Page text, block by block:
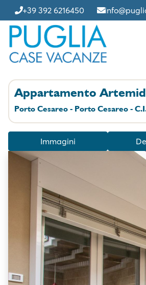
+39 392 6216450
Appartamento
Porto Cesareo - Porto Cesareo -
Immagini